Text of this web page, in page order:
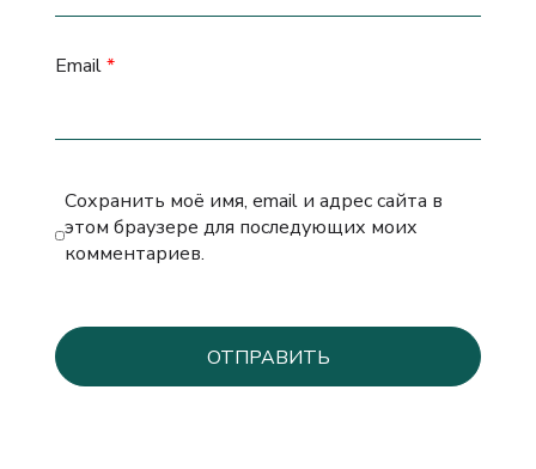
Email*
Сохранить моё имя, email и адрес сайта в
этом браузере для последующих моих
комментариев.